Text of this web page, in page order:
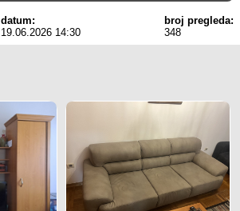
datum:
19.06.2026 14:30
broj pregleda:
348